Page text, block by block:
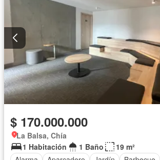
$ 170.000.000
La Balsa, Chía
1 Habitación
1 Baño
19 m²